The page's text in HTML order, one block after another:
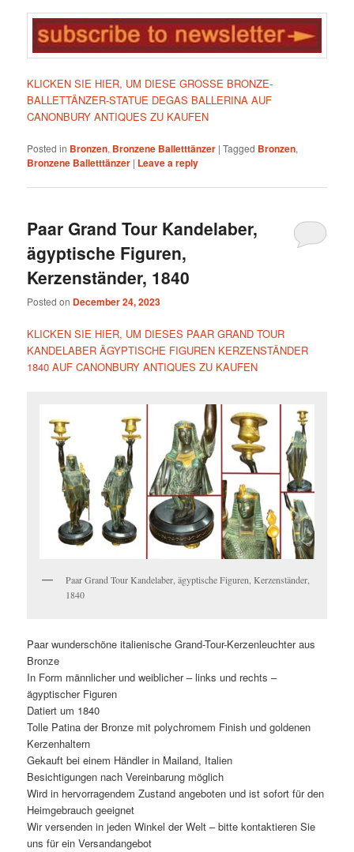
KLICKEN SIE HIER, UM DIESE GROSSE BRONZE-
BALLETTÄNZER-STATUE DEGAS BALLERINA AUF
CANONBURY ANTIQUES ZU KAUFEN
Posted in Bronzen, Bronzene Balletttänzer |Tagged Bronzen,
Bronzene Balletttänzer | Leave a reply
Paar Grand Tour Kandelaber,
ägyptische Figuren,
Kerzenständer, 1840
Posted on December 24, 2023
KLICKEN SIE HIER, UM DIESES PAAR GRAND TOUR
KANDELABER ÄGYPTISCHE FIGUREN KERZENSTÄNDER
1840 AUF CANONBURY ANTIQUES ZU KAUFEN
Paar Grand Tour Kandelaber, ägyptische Figuren, Kerzenständer,
1840
Paar wunderschöne italienische Grand-Tour-Kerzenleuchter aus
Bronze
In Form männlicher und weiblicher – links und rechts –
ägyptischer Figuren
Datiert um 1840
Tolle Patina der Bronze mit polychromem Finish und goldenen
Kerzenhaltern
Gekauft bei einem Händler in Mailand, Italien
Besichtigungen nach Vereinbarung möglich
Wird in hervorragendem Zustand angeboten und ist sofort für den
Heimgebrauch geeignet
Wir versenden in jeden Winkel der Welt – bitte kontaktieren Sie
uns für ein Versandangebot